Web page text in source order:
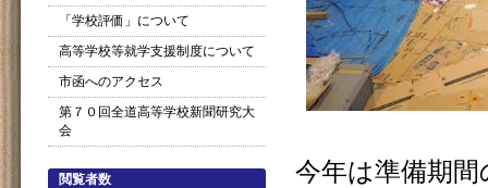
今年は準備期
「学校評価」について
高等学校等就学支援制度について
市函へのアクセス
第７０回全道高等学校新聞研究大
会
閲覧者数